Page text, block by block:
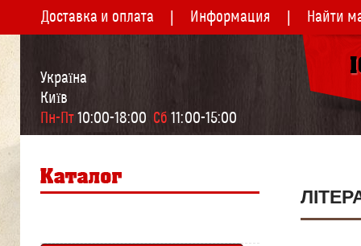
Доставка и оплата Информация Найти
Україна
Київ
Пн-Пт 10:00-18:00 Сб 11:00-15:00